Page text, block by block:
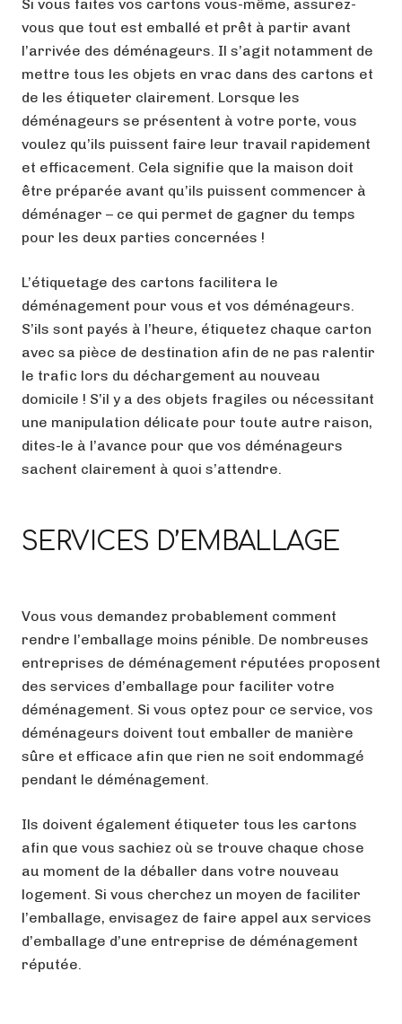
Si vous faites vos cartons vous-même, assurez-
vous que tout est emballé et prêt à partir avant
l’arrivée des déménageurs. Il s’agit notamment de
mettre tous les objets en vrac dans des cartons et
de les étiqueter clairement. Lorsque les
déménageurs se présentent à votre porte, vous
voulez qu’ils puissent faire leur travail rapidement
et efficacement. Cela signifie que la maison doit
être préparée avant qu’ils puissent commencer à
déménager – ce qui permet de gagner du temps
pour les deux parties concernées !
L’étiquetage des cartons facilitera le
déménagement pour vous et vos déménageurs.
S’ils sont payés à l’heure, étiquetez chaque carton
avec sa pièce de destination afin de ne pas ralentir
le trafic lors du déchargement au nouveau
domicile ! S’il y a des objets fragiles ou nécessitant
une manipulation délicate pour toute autre raison,
dites-le à l’avance pour que vos déménageurs
sachent clairement à quoi s’attendre.
SERVICES D’EMBALLAGE
Vous vous demandez probablement comment
rendre l’emballage moins pénible. De nombreuses
entreprises de déménagement réputées proposent
des services d’emballage pour faciliter votre
déménagement. Si vous optez pour ce service, vos
déménageurs doivent tout emballer de manière
sûre et efficace afin que rien ne soit endommagé
pendant le déménagement.
Ils doivent également étiqueter tous les cartons
afin que vous sachiez où se trouve chaque chose
au moment de la déballer dans votre nouveau
logement. Si vous cherchez un moyen de faciliter
l’emballage, envisagez de faire appel aux services
d’emballage d’une entreprise de déménagement
réputée.